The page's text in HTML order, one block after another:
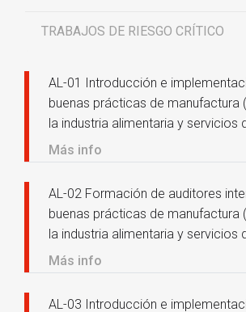
TRABAJOS DE RIESGO CRÍTICO
AL-01 Introducción e
buenas prácticas de manufactura
la industria alimentaria y servicios
Más info
AL-02 Formación de auditores
buenas prácticas de manufactura
la industria alimentaria y servicios
Más info
AL-03 Introducción e